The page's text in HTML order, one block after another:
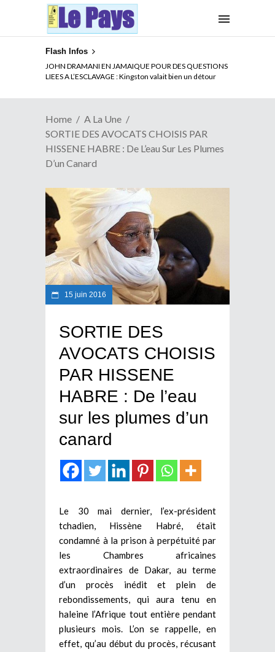
Flash Infos
JOHN DRAMANI EN JAMAIQUE POUR DES QUESTIONS
LIEES A L’ESCLAVAGE : Kingston valait bien un détour
ELECTION DE TALON A LA TETE DU SENAT BENINOIS :
Quand Patrice quitte le pouvoir sans partir !
Home
A La Une
SORTIE DES AVOCATS CHOISIS PAR
HISSENE HABRE : De L’eau Sur Les Plumes
D’un Canard
15 juin 2016
SORTIE DES
AVOCATS CHOISIS
PAR HISSENE
HABRE : De l’eau
sur les plumes d’un
canard
Le 30 mai dernier, l’ex-président
tchadien, Hissène Habré, était
condamné à la prison à perpétuité par
les Chambres africaines
extraordinaires de Dakar, au terme
d’un procès inédit et plein de
rebondissements, qui aura tenu en
haleine l’Afrique tout entière pendant
plusieurs mois. L’on se rappelle, en
effet, qu’au début du procès, récusant